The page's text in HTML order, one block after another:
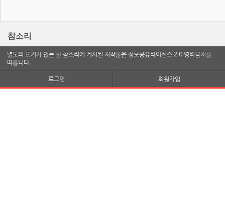
참소리
별도의 표기가 없는 한 참소리에 게시된 저작물은 정보공유라이선스 2.0:영리금지를
따릅니다.
로그인
회원가입